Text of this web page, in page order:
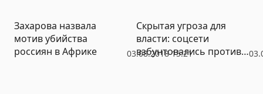
03.08.2018 15:21
Захарова назвала
мотив убийства
россиян в Африке
Скрытая угроза для
власти: соцсети
взбунтовались против